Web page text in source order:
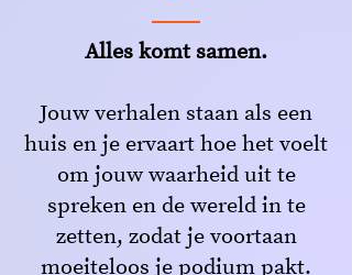
Alles komt samen.
Jouw verhalen staan als een
huis en je ervaart hoe het voelt
om jouw waarheid uit te
spreken en de wereld in te
zetten, zodat je voortaan
moeiteloos je podium pakt.